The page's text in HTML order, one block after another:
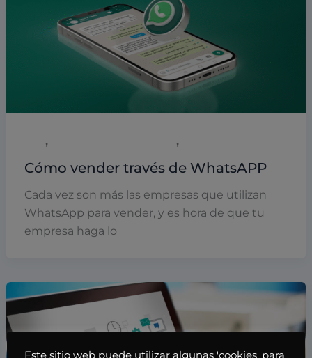
, ,
Cómo vender través de WhatsAPP
Cada vez son más las empresas que utilizan
WhatsApp para vender, y es hora de que tu
empresa haga lo
Este sitio web puede utilizar algunas 'cookies' para